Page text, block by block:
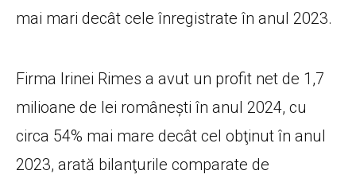
mai mari decât cele înregistrate în anul 2023.
Firma Irinei Rimes a avut un profit net de 1,7
milioane de lei românești în anul 2024, cu
circa 54% mai mare decât cel obţinut în anul
2023, arată bilanţurile comparate de